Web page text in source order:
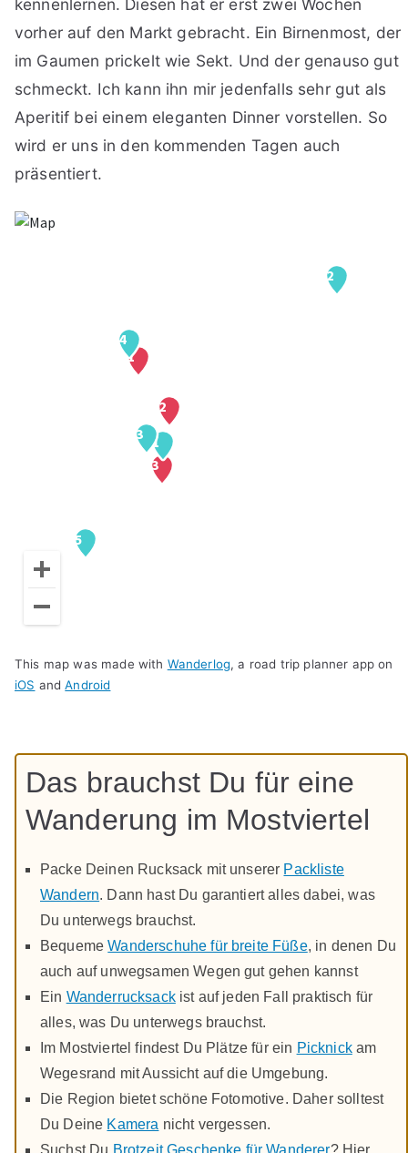
vorher auf den Markt gebracht. Ein Birnenmost, der
im Gaumen prickelt wie Sekt. Und der genauso gut
schmeckt. Ich kann ihn mir jedenfalls sehr gut als
Aperitif bei einem eleganten Dinner vorstellen. So
wird er uns in den kommenden Tagen auch
präsentiert.
This map was made with Wanderlog, a road trip planner app on
iOS andAndroid
Das brauchst Du für eine
Wanderung im Mostviertel
Packe Deinen Rucksack mit unserer Packliste
Wandern. Dann hast Du garantiert alles dabei, was
Du unterwegs brauchst.
BequemeWanderschuhe für breite Füße, in denen Du
auch auf unwegsamen Wegen gut gehen kannst
Ein Wanderrucksackist auf jeden Fall praktisch für
alles, was Du unterwegs brauchst.
Im Mostviertel findest Du Plätze für ein Picknickam
Wegesrand mit Aussicht auf die Umgebung.
Die Region bietet schöne Fotomotive. Daher solltest
Du Deine Kamera nicht vergessen.
Suchst Du Brotzeit Geschenke für Wanderer? Hier